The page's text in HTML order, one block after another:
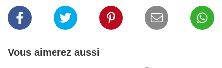
Vous aimerez aussi